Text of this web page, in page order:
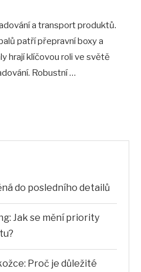
a transport produktů.
patří přepravní boxy a
hrají klíčovou roli ve světě
Robustní …
do posledního detailů
Jak se mění priority
Proč je důležité